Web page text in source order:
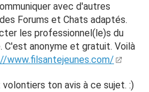
avec d'autres
Forums et Chats adaptés.
les professionnel(le)s du
C'est anonyme et gratuit. Voilà
www.filsantejeunes.com/
ton avis à ce sujet. :)